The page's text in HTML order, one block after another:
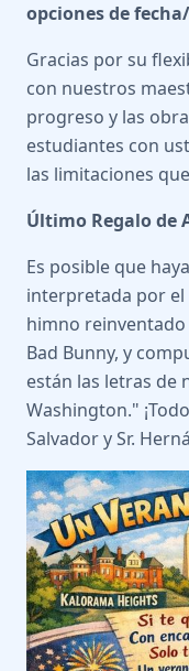
opciones de
Gracias por su
con nuestros
progreso y las
estudiantes con
las limitaciones
Último Regalo de
Es posible que
interpretada por el
himno
Bad Bunny, y
están las letras de
Washington."
Salvador y Sr.